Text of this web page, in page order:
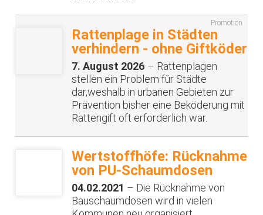
Promotion
Rattenplage in Städten
verhindern - ohne Giftköder
7. August 2026 – Rattenplagen
stellen ein Problem für Städte
dar,weshalb in urbanen Gebieten zur
Prävention bisher eine Beköderung mit
Rattengift oft erforderlich war.
Wertstoffhöfe: Rücknahme
von PU-Schaumdosen
04.02.2021 – Die Rücknahme von
Bauschaumdosen wird in vielen